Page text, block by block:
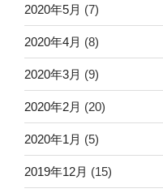
2020年5月 (7)
2020年4月 (8)
2020年3月 (9)
2020年2月 (20)
2020年1月 (5)
2019年12月 (15)